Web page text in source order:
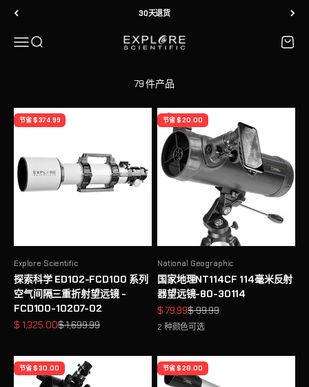
跳转到内容 30天退货
菜单搜索 Explore Scientific 购物车
探索科学ED空间的三胞胎望远镜，探索科学的桁架管DOBSONIAN
家地理望远镜和发现望远镜。
79 件产品
节省 $ 374.99
Explore Scientific
探索科学 ED102-FCD100 系列
空气间隔三重折射望远镜 -
FCD100-10207-02
促销价格
$ 1,325.00原价
$ 1,699.99
节省 $ 20.00
National Geographic
国家地理NT114CF 114毫米反射
器望远镜-80-30114
促销价格
$ 79.99原价
$ 99.99
2 种颜色可选
节省 $ 30.00 节省 $ 28.00